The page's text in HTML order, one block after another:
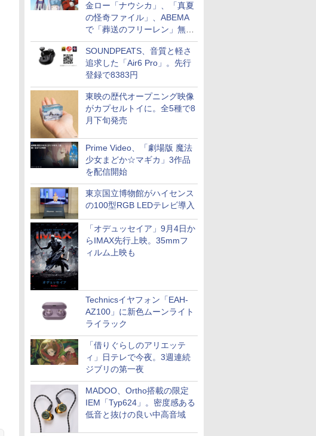
金ロー「ナウシカ」、「真夏
の怪奇ファイル」、ABEMA
で「葬送のフリーレン」無料
配信など。夏の特番・配信情
報
SOUNDPEATS、音質と軽さ
追求した「Air6 Pro」。先行
登録で8383円
東映の歴代オープニング映像
がカプセルトイに。全5種で8
月下旬発売
Prime Video、「劇場版 魔法
少女まどか☆マギカ」3作品
を配信開始
東京国立博物館がハイセンス
の100型RGB LEDテレビ導入
「オデュッセイア」9月4日か
らIMAX先行上映。35mmフ
ィルム上映も
Technicsイヤフォン「EAH-
AZ100」に新色ムーンライト
ライラック
「借りぐらしのアリエッテ
ィ」日テレで今夜。3週連続
ジブリの第一夜
MADOO、Ortho搭載の限定
IEM「Typ624」。密度感ある
低音と抜けの良い中高音域